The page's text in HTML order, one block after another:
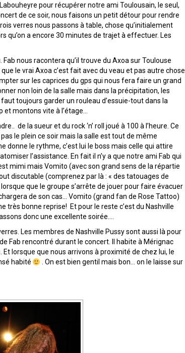
pour récupérer notre ami Toulousain, le seul,
de ce soir, nous faisons un petit détour pour rendre
verres nous passons à table, chose qu’initialement
qu’on a encore 30 minutes de trajet à effectuer. Les
nous racontera qu’il trouve du Axoa sur Toulouse
le vrai Axoa c’est fait avec du veau et pas autre chose
sur les caprices du gps qui nous fera faire un grand
non loin de la salle mais dans la précipitation, les
toujours garder un rouleau d’essuie-tout dans la
et montons vite à l’étage…
de la sueur et du rock ‘n’ roll joué à 100 à l’heure. Ce
le plein ce soir mais la salle est tout de même
donne le rythme, c’est lui le boss mais celle qui attire
l’assistance. En fait il n’y a que notre ami Fab qui
est mimi mais Vomito (avec son grand sens de la répartie
discutable (comprenez par là : « des tatouages de
que le groupe s’arrête de jouer pour faire évacuer
de son cas… Vomito (grand fan de Rose Tattoo)
très bonne reprise! Et pour le reste c’est du Nashville
donc une excellente soirée….
Les membres de Nashville Pussy sont aussi là pour
Fab rencontré durant le concert. Il habite à Mérignac
Et lorsque que nous arrivons à proximité de chez lui, le
habité
. On est bien gentil mais bon… on le laisse sur